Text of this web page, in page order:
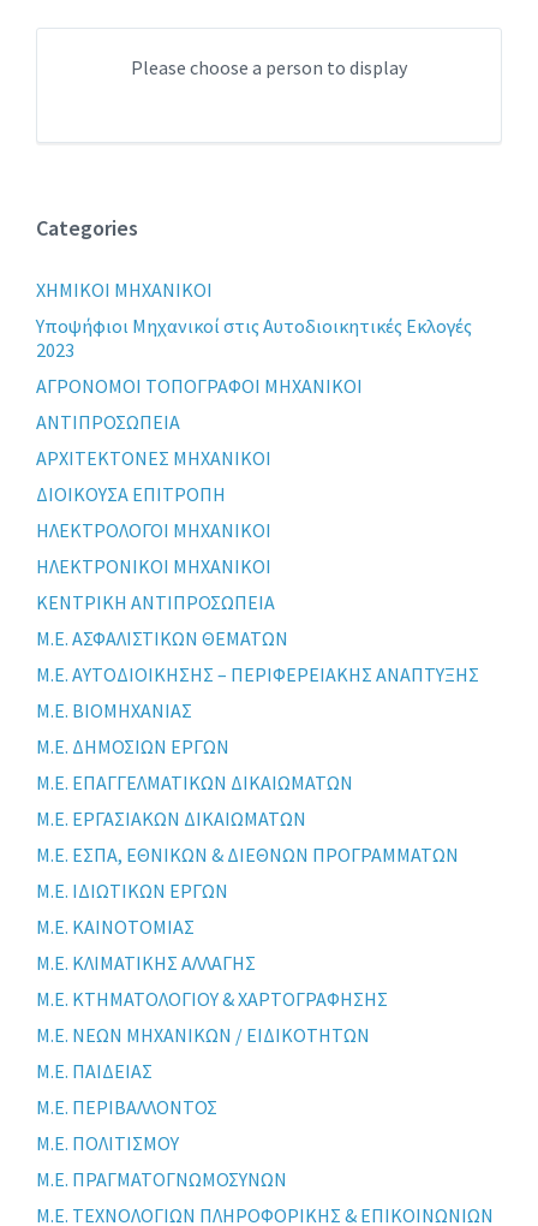
Please choose a person to display
Categories
XHMIKOI MHXANIKOI
Yποψήφιοι Μηχανικοί στις Αυτοδιοικητικές Εκλογές
2023
ΑΓΡΟΝΟΜΟΙ ΤΟΠΟΓΡΑΦΟΙ ΜΗΧΑΝΙΚΟΙ
ΑΝΤΙΠΡΟΣΩΠΕΙΑ
ΑΡΧΙΤΕΚΤΟΝΕΣ ΜΗΧΑΝΙΚΟΙ
ΔΙΟΙΚΟΥΣΑ ΕΠΙΤΡΟΠΗ
ΗΛΕΚΤΡΟΛΟΓΟΙ ΜΗΧΑΝΙΚΟΙ
ΗΛΕΚΤΡΟΝΙΚΟΙ ΜΗΧΑΝΙΚΟΙ
ΚΕΝΤΡΙΚΗ ΑΝΤΙΠΡΟΣΩΠΕΙΑ
Μ.Ε. ΑΣΦΑΛΙΣΤΙΚΩΝ ΘΕΜΑΤΩΝ
Μ.Ε. ΑΥΤΟΔΙΟΙΚΗΣΗΣ – ΠΕΡΙΦΕΡΕΙΑΚΗΣ ΑΝΑΠΤΥΞΗΣ
Μ.Ε. ΒΙΟΜΗΧΑΝΙΑΣ
Μ.Ε. ΔΗΜΟΣΙΩΝ ΕΡΓΩΝ
Μ.Ε. ΕΠΑΓΓΕΛΜΑΤΙΚΩΝ ΔΙΚΑΙΩΜΑΤΩΝ
Μ.Ε. ΕΡΓΑΣΙΑΚΩΝ ΔΙΚΑΙΩΜΑΤΩΝ
Μ.Ε. ΕΣΠΑ, ΕΘΝΙΚΩΝ & ΔΙΕΘΝΩΝ ΠΡΟΓΡΑΜΜΑΤΩΝ
Μ.Ε. ΙΔΙΩΤΙΚΩΝ ΕΡΓΩΝ
Μ.Ε. ΚΑΙΝΟΤΟΜΙΑΣ
Μ.Ε. ΚΛΙΜΑΤΙΚΗΣ ΑΛΛΑΓΗΣ
Μ.Ε. ΚΤΗΜΑΤΟΛΟΓΙΟΥ & ΧΑΡΤΟΓΡΑΦΗΣΗΣ
Μ.Ε. ΝΕΩΝ ΜΗΧΑΝΙΚΩΝ / ΕΙΔΙΚΟΤΗΤΩΝ
Μ.Ε. ΠΑΙΔΕΙΑΣ
Μ.Ε. ΠΕΡΙΒΑΛΛΟΝΤΟΣ
Μ.Ε. ΠΟΛΙΤΙΣΜΟΥ
Μ.Ε. ΠΡΑΓΜΑΤΟΓΝΩΜΟΣΥΝΩΝ
Μ.Ε. ΤΕΧΝΟΛΟΓΙΩΝ ΠΛΗΡΟΦΟΡΙΚΗΣ & ΕΠΙΚΟΙΝΩΝΙΩΝ